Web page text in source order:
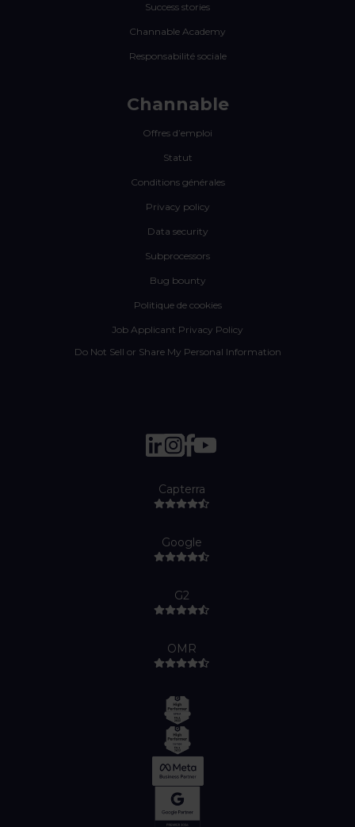
Success stories
Channable Academy
Responsabilité sociale
Channable
Offres d’emploi
Statut
Conditions générales
Privacy policy
Data security
Subprocessors
Bug bounty
Politique de cookies
Job Applicant Privacy Policy
Do Not Sell or Share My Personal Information
Capterra
Google
G2
OMR